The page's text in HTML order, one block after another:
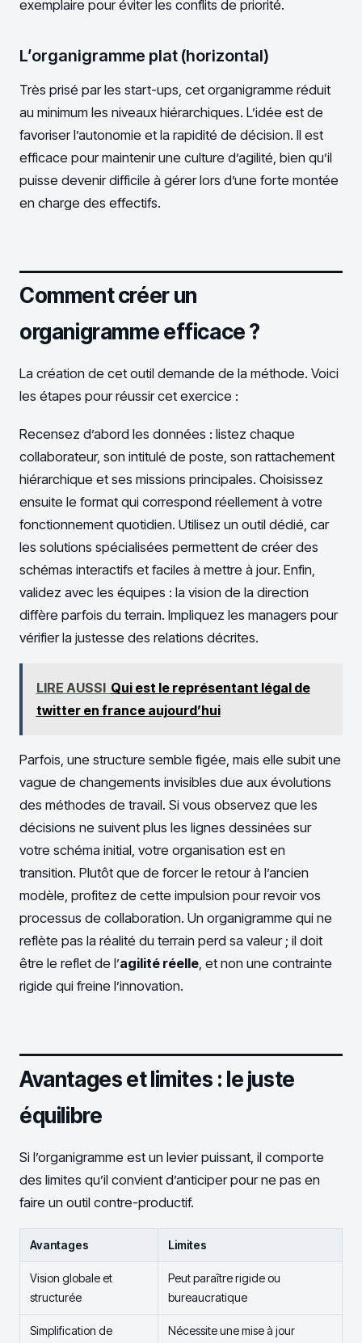
exemplaire pour éviter les conflits de priorité.
L’organigramme plat (horizontal)
Très prisé par les start-ups, cet organigramme réduit
au minimum les niveaux hiérarchiques. L’idée est de
favoriser l’autonomie et la rapidité de décision. Il est
efficace pour maintenir une culture d’agilité, bien qu’il
puisse devenir difficile à gérer lors d’une forte montée
en charge des effectifs.
Comment créer un
organigramme efficace ?
La création de cet outil demande de la méthode. Voici
les étapes pour réussir cet exercice :
Recensez d’abord les données : listez chaque
collaborateur, son intitulé de poste, son rattachement
hiérarchique et ses missions principales. Choisissez
ensuite le format qui correspond réellement à votre
fonctionnement quotidien. Utilisez un outil dédié, car
les solutions spécialisées permettent de créer des
schémas interactifs et faciles à mettre à jour. Enfin,
validez avec les équipes : la vision de la direction
diffère parfois du terrain. Impliquez les managers pour
vérifier la justesse des relations décrites.
LIRE AUSSI Qui est le représentant légal de
twitter en france aujourd’hui
Parfois, une structure semble figée, mais elle subit une
vague de changements invisibles due aux évolutions
des méthodes de travail. Si vous observez que les
décisions ne suivent plus les lignes dessinées sur
votre schéma initial, votre organisation est en
transition. Plutôt que de forcer le retour à l’ancien
modèle, profitez de cette impulsion pour revoir vos
processus de collaboration. Un organigramme qui ne
reflète pas la réalité du terrain perd sa valeur ; il doit
être le reflet de l’agilité réelle, et non une contrainte
rigide qui freine l’innovation.
Avantages et limites : le juste
équilibre
Si l’organigramme est un levier puissant, il comporte
des limites qu’il convient d’anticiper pour ne pas en
faire un outil contre-productif.
Avantages Limites
Vision globale et
structurée
Peut paraître rigide ou
bureaucratique
Simplification de Nécessite une mise à jour